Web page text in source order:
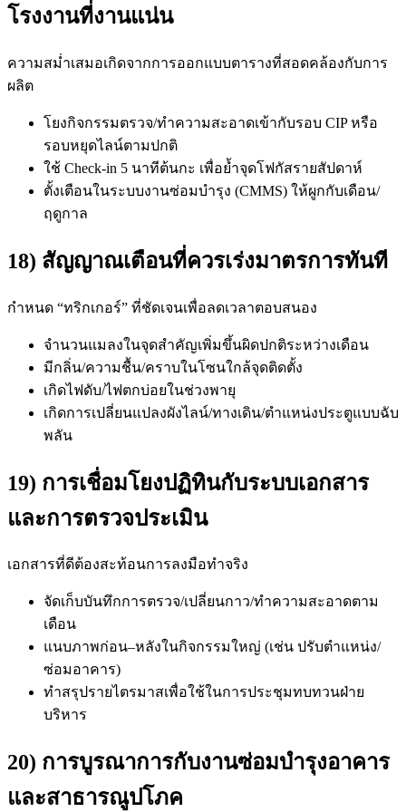
โรงงานที่งานแน่น
ความสม่ำเสมอเกิดจากการออกแบบตารางที่สอดคล้องกับการ
ผลิต
โยงกิจกรรมตรวจ/ทำความสะอาดเข้ากับรอบ CIP หรือ
รอบหยุดไลน์ตามปกติ
ใช้ Check-in 5 นาทีต้นกะ เพื่อย้ำจุดโฟกัสรายสัปดาห์
ตั้งเตือนในระบบงานซ่อมบำรุง (CMMS) ให้ผูกกับเดือน/
ฤดูกาล
18) สัญญาณเตือนที่ควรเร่งมาตรการทันที
กำหนด “ทริกเกอร์” ที่ชัดเจนเพื่อลดเวลาตอบสนอง
จำนวนแมลงในจุดสำคัญเพิ่มขึ้นผิดปกติระหว่างเดือน
มีกลิ่น/ความชื้น/คราบในโซนใกล้จุดติดตั้ง
เกิดไฟดับ/ไฟตกบ่อยในช่วงพายุ
เกิดการเปลี่ยนแปลงผังไลน์/ทางเดิน/ตำแหน่งประตูแบบฉับ
พลัน
19) การเชื่อมโยงปฏิทินกับระบบเอกสาร
และการตรวจประเมิน
เอกสารที่ดีต้องสะท้อนการลงมือทำจริง
จัดเก็บบันทึกการตรวจ/เปลี่ยนกาว/ทำความสะอาดตาม
เดือน
แนบภาพก่อน–หลังในกิจกรรมใหญ่ (เช่น ปรับตำแหน่ง/
ซ่อมอาคาร)
ทำสรุปรายไตรมาสเพื่อใช้ในการประชุมทบทวนฝ่าย
บริหาร
20) การบูรณาการกับงานซ่อมบำรุงอาคาร
และสาธารณูปโภค